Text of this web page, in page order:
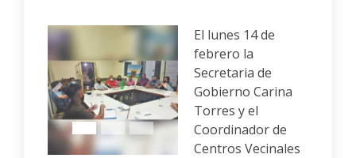
Anterior Siguiente
El lunes 14 de
febrero la
Secretaria de
Gobierno Carina
Torres y el
Coordinador de
Centros Vecinales